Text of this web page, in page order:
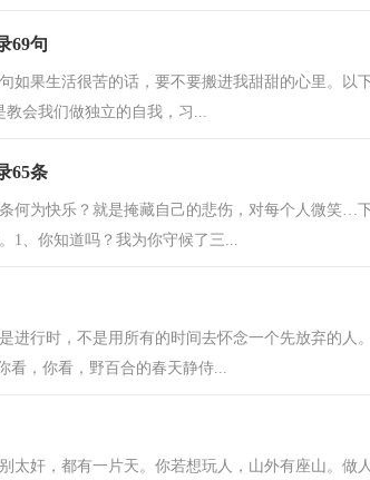
69句
如果生活很苦的话，要不要搬进我甜甜的心里。以
会我们做独立的自我，习...
65条
何为快乐？就是掩藏自己的悲伤，对每个人微笑…
1、你知道吗？我为你守候了三...
进行时，不是用所有的时间去怀念一个先放弃的人
看，你看，野百合的春天静侍...
太奸，都有一片天。你若想玩人，山外有座山。做